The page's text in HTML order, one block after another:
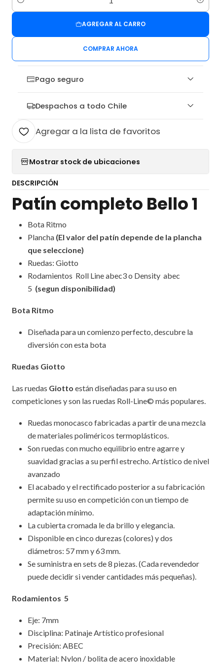
Cantidad
AGREGAR AL CARRO
COMPRAR AHORA
Pago seguro
Despachos a todo Chile
Agregar a la lista de favoritos
Mostrar stock de ubicaciones
DESCRIPCIÓN
Patín completo Bello 1
Bota Ritmo
Plancha (El valor del patín depende de la plancha
que seleccione)
Ruedas: Giotto
Rodamientos Roll Line abec3 o Density abec
5 (segun disponibilidad)
Bota Ritmo
Diseñada para un comienzo perfecto, descubre la
diversión con esta bota
Ruedas Giotto
Las ruedas Giotto están diseñadas para su uso en
competiciones y son las ruedas Roll-Line© más populares.
Ruedas monocasco fabricadas a partir de una mezcla
de materiales poliméricos termoplásticos.
Son ruedas con mucho equilibrio entre agarre y
suavidad gracias a su perfil estrecho. Artístico de nivel
avanzado
El acabado y el rectificado posterior a su fabricación
permite su uso en competición con un tiempo de
adaptación mínimo.
La cubierta cromada le da brillo y elegancia.
Disponible en cinco durezas (colores) y dos
diámetros: 57 mm y 63 mm.
Se suministra en sets de 8 piezas. (Cada revendedor
puede decidir si vender cantidades más pequeñas).
Rodamientos 5
Eje: 7mm
Disciplina: Patinaje Artístico profesional
Precisión: ABEC
Material: Nylon / bolita de acero inoxidable